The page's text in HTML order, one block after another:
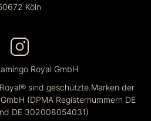
Köln
Royal GmbH
sind geschützte Marken der
(DPMA Registernummern DE
DE 302008054031)